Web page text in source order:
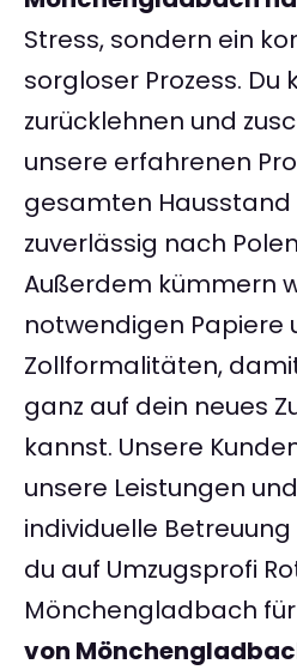
Stress, sondern ein
sorgloser Prozess. Du
zurücklehnen und
unsere erfahrenen
gesamten Hausstand
zuverlässig nach
Außerdem kümmern
notwendigen Papiere
Zollformalitäten,
ganz auf dein neues
kannst. Unsere
unsere Leistungen
individuelle
du auf Umzugsprofi
Mönchengladbach
von